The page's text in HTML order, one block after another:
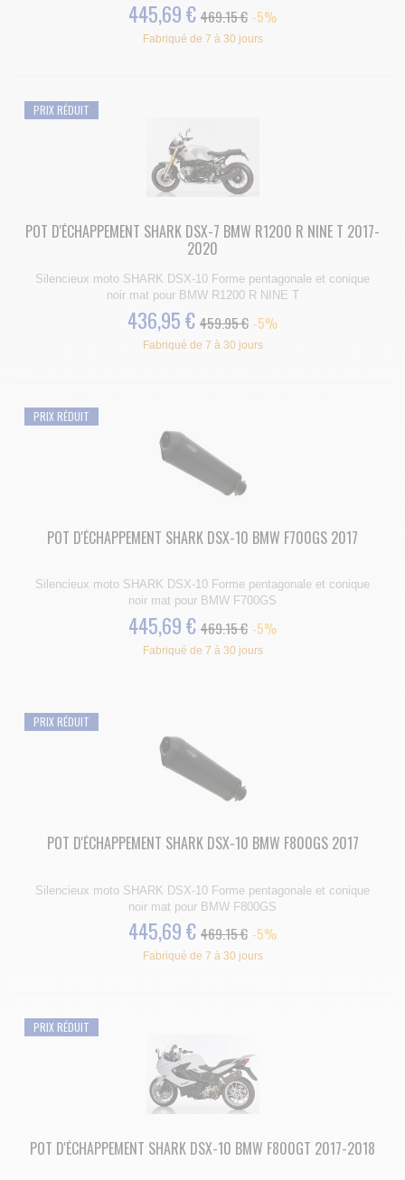
445,69 € 469.15 € -5%
Fabriqué de 7 à 30 jours
PRIX RÉDUIT
POT D'ÉCHAPPEMENT SHARK DSX-7 BMW R1200 R NINE T 2017-
2020
Silencieux moto SHARK DSX-10 Forme pentagonale et conique
noir mat pour BMW R1200 R NINE T
436,95 € 459.95 € -5%
Fabriqué de 7 à 30 jours
PRIX RÉDUIT
POT D'ÉCHAPPEMENT SHARK DSX-10 BMW F700GS 2017
Silencieux moto SHARK DSX-10 Forme pentagonale et conique
noir mat pour BMW F700GS
445,69 € 469.15 € -5%
Fabriqué de 7 à 30 jours
PRIX RÉDUIT
POT D'ÉCHAPPEMENT SHARK DSX-10 BMW F800GS 2017
Silencieux moto SHARK DSX-10 Forme pentagonale et conique
noir mat pour BMW F800GS
445,69 € 469.15 € -5%
Fabriqué de 7 à 30 jours
PRIX RÉDUIT
POT D'ÉCHAPPEMENT SHARK DSX-10 BMW F800GT 2017-2018